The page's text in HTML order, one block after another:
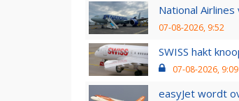
National
07-08-2026, 9:52
SWISS hakt
07-08-2026, 9:09
easyJet wordt